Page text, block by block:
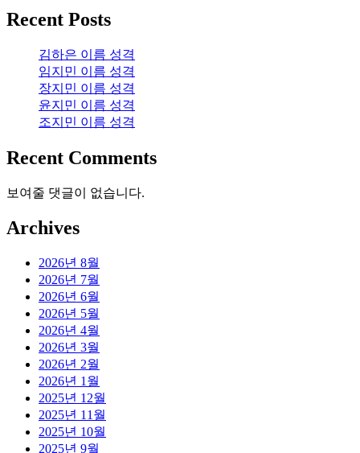
Recent Posts
김하은 이름 성격
임지민 이름 성격
장지민 이름 성격
윤지민 이름 성격
조지민 이름 성격
Recent Comments
보여줄 댓글이 없습니다.
Archives
2026년 8월
2026년 7월
2026년 6월
2026년 5월
2026년 4월
2026년 3월
2026년 2월
2026년 1월
2025년 12월
2025년 11월
2025년 10월
2025년 9월